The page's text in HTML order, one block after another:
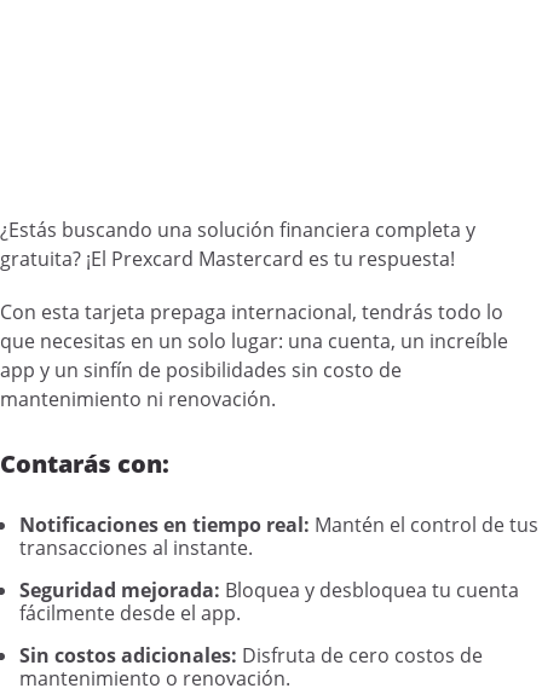
¿Estás buscando una solución financiera completa y
gratuita? ¡El Prexcard Mastercard es tu respuesta!
Con esta tarjeta prepaga internacional, tendrás todo lo
que necesitas en un solo lugar: una cuenta, un increíble
app y un sinfín de posibilidades sin costo de
mantenimiento ni renovación.
Contarás con:
Notificaciones en tiempo real: Mantén el control de tus
transacciones al instante.
Seguridad mejorada: Bloquea y desbloquea tu cuenta
fácilmente desde el app.
Sin costos adicionales: Disfruta de cero costos de
mantenimiento o renovación.